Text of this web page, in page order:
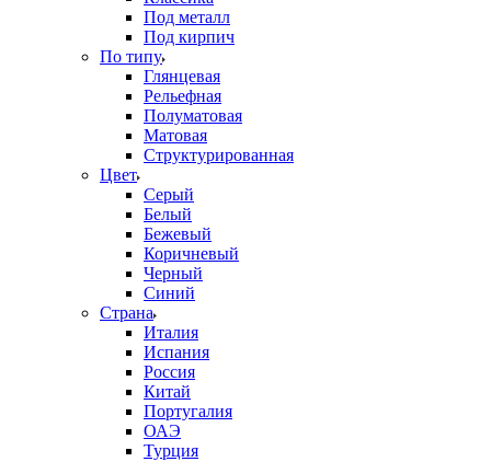
Под металл
Под кирпич
По типу
Глянцевая
Рельефная
Полуматовая
Матовая
Структурированная
Цвет
Серый
Белый
Бежевый
Коричневый
Черный
Синий
Страна
Италия
Испания
Россия
Китай
Португалия
ОАЭ
Турция